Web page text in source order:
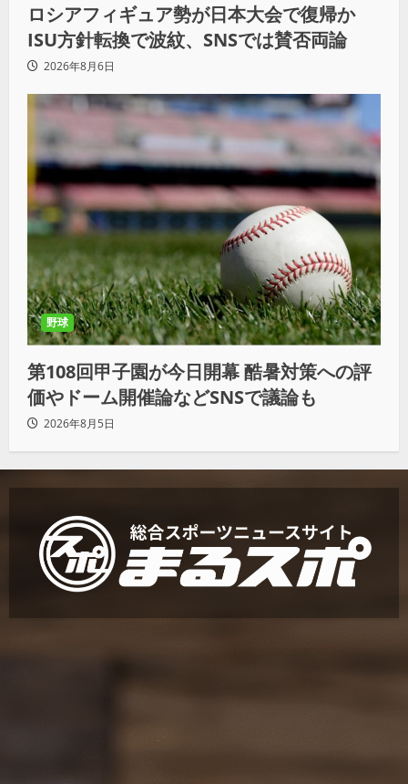
ロシアフィギュア勢が日本大会で復帰か
ISU方針転換で波紋、SNSでは賛否両論
2026年8月6日
野球
第108回甲子園が今日開幕 酷暑対策への評
価やドーム開催論などSNSで議論も
2026年8月5日